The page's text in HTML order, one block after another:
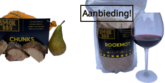
Toevoegen
aan
verlanglijst
Aanbieding!
Toevoegen
verlanglijst